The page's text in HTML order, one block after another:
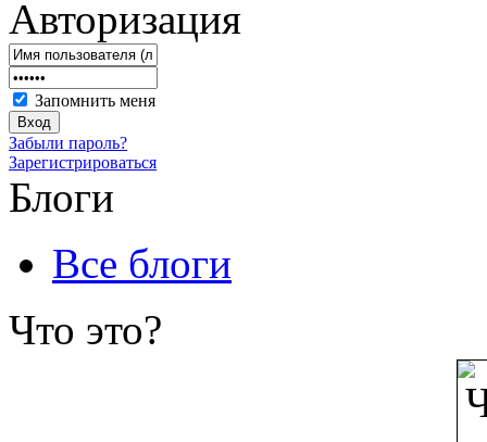
Авторизация
Запомнить меня
Забыли пароль?
Зарегистрироваться
Блоги
Все блоги
Что это?